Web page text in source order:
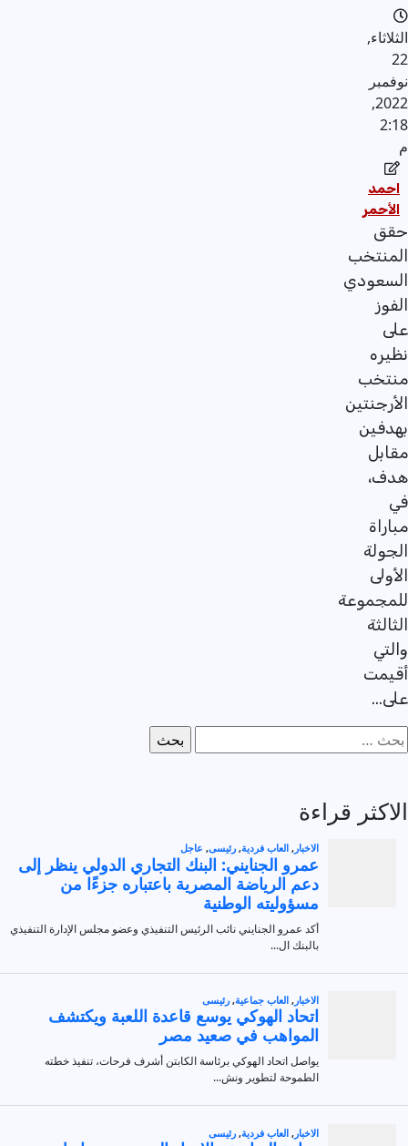
الثلاثاء,
22
نوفمبر
2022,
2:18
م
احمد
الأحمر
حقق
المنتخب
السعودي
الفوز
على
نظيره
منتخب
الأرجنتين
بهدفين
مقابل
هدف،
في
مباراة
الجولة
الأولى
للمجموعة
الثالثة
والتي
أقيمت
على...
البحث
عن:
الاكثر قراءة